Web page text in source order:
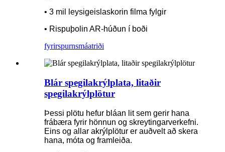
• 3 mil leysigeislaskorin filma fylgir
• Rispuþolin AR-húðun í boði
fyrirspurnsmáatriði
Blár spegilakrýlplata, litaðir
spegilakrýlplötur
Þessi plötu hefur bláan lit sem gerir hana
frábæra fyrir hönnun og skreytingarverkefni.
Eins og allar akrýlplötur er auðvelt að skera
hana, móta og framleiða.